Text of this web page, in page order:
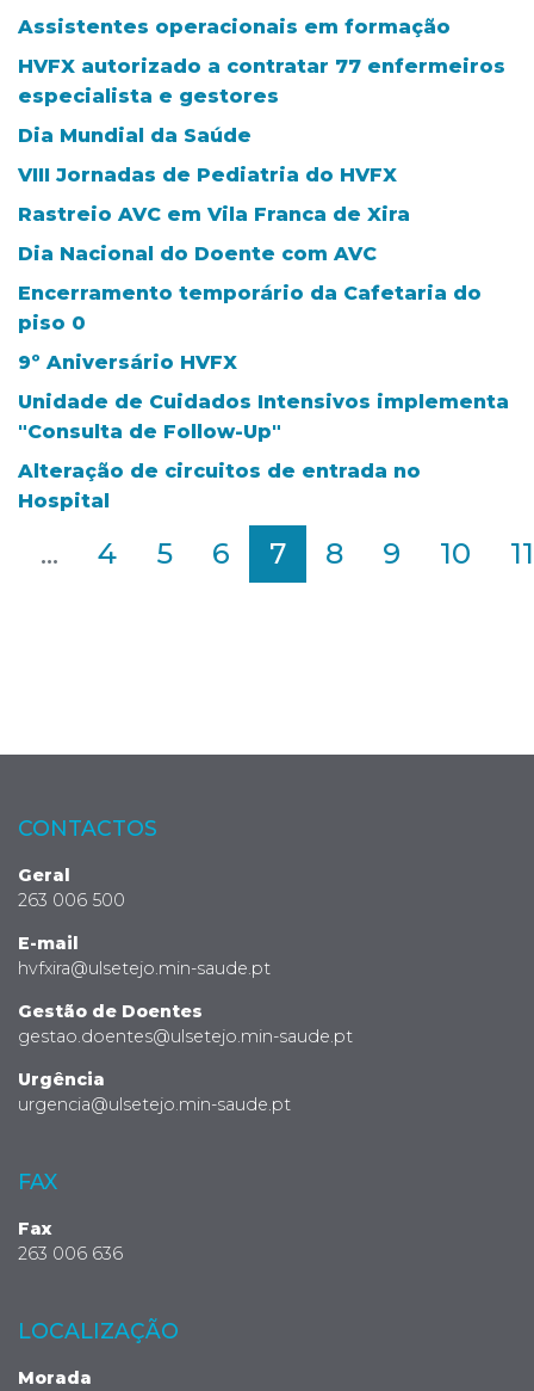
Assistentes operacionais em formação
HVFX autorizado a contratar 77 enfermeiros
especialista e gestores
Dia Mundial da Saúde
VIII Jornadas de Pediatria do HVFX
Rastreio AVC em Vila Franca de Xira
Dia Nacional do Doente com AVC
Encerramento temporário da Cafetaria do
piso 0
9º Aniversário HVFX
Unidade de Cuidados Intensivos implementa
"Consulta de Follow-Up"
Alteração de circuitos de entrada no
Hospital
... 4 5 6 7 8 9 10 11
CONTACTOS
Geral
263 006 500
E-mail
hvfxira@ulsetejo.min-saude.pt
Gestão de Doentes
gestao.doentes@ulsetejo.min-saude.pt
Urgência
urgencia@ulsetejo.min-saude.pt
FAX
Fax
263 006 636
LOCALIZAÇÃO
Morada